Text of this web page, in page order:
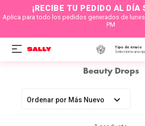
¡RECIBE TU PEDIDO AL DÍA
Aplica para todo los pedidos generados de
PM
Tipo de envío
Selecciona una
Beauty Drops
Ordenar por Más Nuevo